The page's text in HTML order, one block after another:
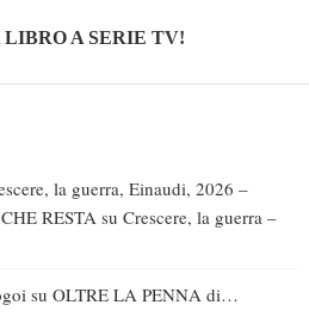
A SERIE TV!
la guerra, Einaudi, 2026 –
RESTA su Crescere, la guerra –
su OLTRE LA PENNA di…